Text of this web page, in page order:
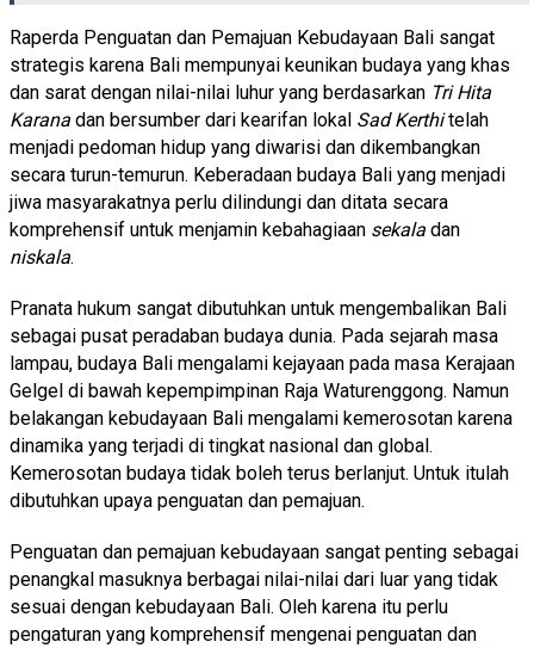
Raperda Penguatan dan Pemajuan Kebudayaan Bali sangat
strategis karena Bali mempunyai keunikan budaya yang khas
dan sarat dengan nilai-nilai luhur yang berdasarkan Tri Hita
Karana dan bersumber dari kearifan lokal Sad Kerthitelah
menjadi pedoman hidup yang diwarisi dan dikembangkan
secara turun-temurun. Keberadaan budaya Bali yang menjadi
jiwa masyarakatnya perlu dilindungi dan ditata secara
komprehensif untuk menjamin kebahagiaan sekala dan
niskala.
Pranata hukum sangat dibutuhkan untuk mengembalikan Bali
sebagai pusat peradaban budaya dunia. Pada sejarah masa
lampau, budaya Bali mengalami kejayaan pada masa Kerajaan
Gelgel di bawah kepempimpinan Raja Waturenggong. Namun
belakangan kebudayaan Bali mengalami kemerosotan karena
dinamika yang terjadi di tingkat nasional dan global.
Kemerosotan budaya tidak boleh terus berlanjut. Untuk itulah
dibutuhkan upaya penguatan dan pemajuan.
Penguatan dan pemajuan kebudayaan sangat penting sebagai
penangkal masuknya berbagai nilai-nilai dari luar yang tidak
sesuai dengan kebudayaan Bali. Oleh karena itu perlu
pengaturan yang komprehensif mengenai penguatan dan